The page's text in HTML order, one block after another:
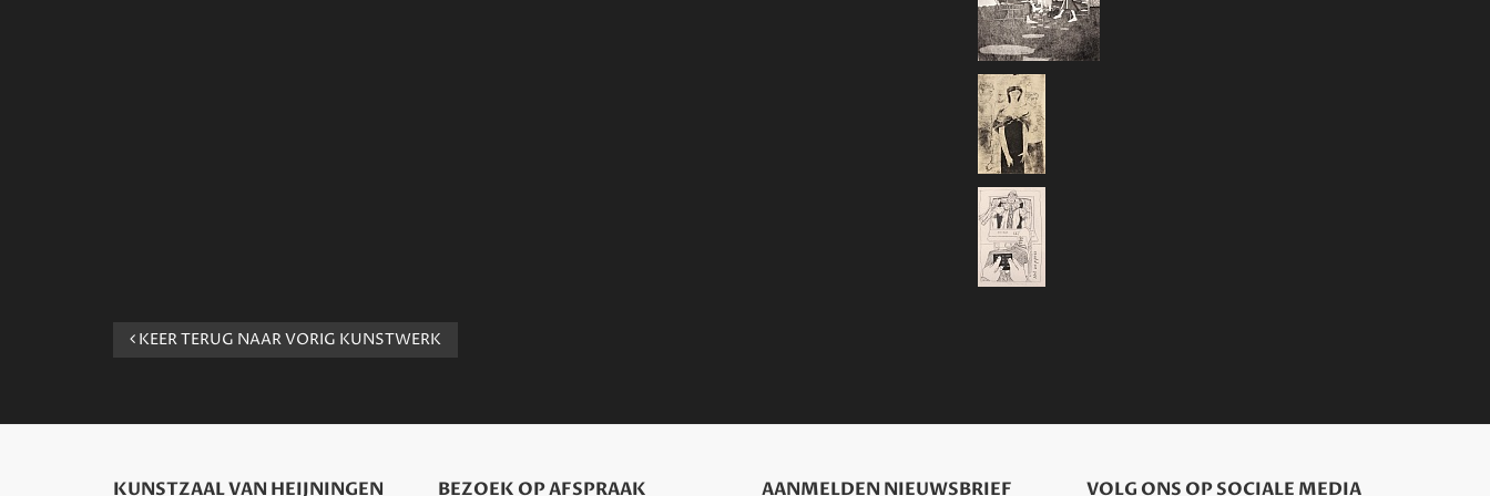
KEER TERUG NAAR VORIG KUNSTWERK
KUNSTZAAL VAN HEIJNINGEN BEZOEK OP AFSPRAAK AANMELDEN NIEUWSBRIEF VOLG ONS OP SOCIALE MEDIA